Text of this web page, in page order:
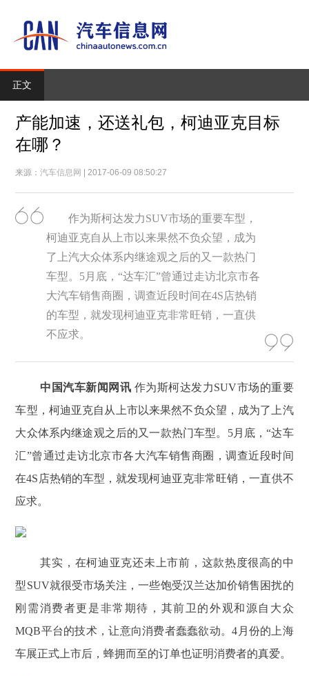
正文
产能加速，还送礼包，柯迪亚克目标
在哪？
来源：汽车信息网 | 2017-06-09 08:50:27
作为斯柯达发力SUV市场的重要车型，
柯迪亚克自从上市以来果然不负众望，成为
了上汽大众体系内继途观之后的又一款热门
车型。5月底，“达车汇”曾通过走访北京市各
大汽车销售商圈，调查近段时间在4S店热销
的车型，就发现柯迪亚克非常旺销，一直供
不应求。
中国汽车新闻网讯 作为斯柯达发力SUV市场的重要
车型，柯迪亚克自从上市以来果然不负众望，成为了上汽
大众体系内继途观之后的又一款热门车型。5月底，“达车
汇”曾通过走访北京市各大汽车销售商圈，调查近段时间
在4S店热销的车型，就发现柯迪亚克非常旺销，一直供不
应求。
其实，在柯迪亚克还未上市前，这款热度很高的中
型SUV就很受市场关注，一些饱受汉兰达加价销售困扰的
刚需消费者更是非常期待，其前卫的外观和源自大众
MQB平台的技术，让意向消费者蠢蠢欲动。4月份的上海
车展正式上市后，蜂拥而至的订单也证明消费者的真爱。